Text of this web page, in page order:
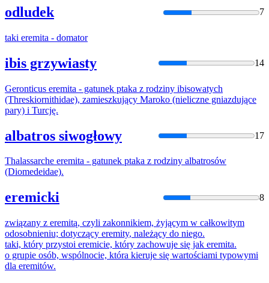
odludek 7
taki eremita - domator
ibis grzywiasty 14
Geronticus eremita - gatunek ptaka z rodziny ibisowatych
(Threskiornithidae), zamieszkujący Maroko (nieliczne gniazdujące
pary) i Turcję.
albatros siwogłowy 17
Thalassarche eremita - gatunek ptaka z rodziny albatrosów
(Diomedeidae).
eremicki 8
związany z eremitą, czyli zakonnikiem, żyjącym w całkowitym
odosobnieniu; dotyczący eremity, należący do niego.
taki, który przystoi eremicie, który zachowuje się jak eremita.
o grupie osób, wspólnocie, która kieruje się wartościami typowymi
dla eremitów.